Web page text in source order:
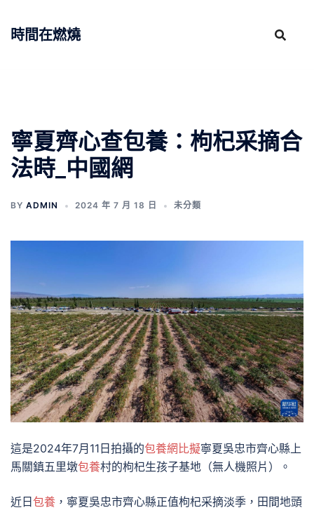
時間在燃燒
寧夏齊心查包養：枸杞采摘合
法時_中國網
BY ADMIN 2024 年 7 月 18 日 未分類
這是2024年7月11日拍攝的包養網比擬寧夏吳忠市齊心縣上
馬關鎮五里墩包養村的枸杞生孩子基地（無人機照片）。
近日 包養 ，寧夏吳忠市齊心縣正值枸杞采摘淡季，田間地頭